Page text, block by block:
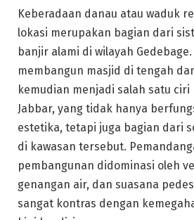
Keberadaan danau atau waduk
lokasi merupakan bagian dari
banjir alami di wilayah
membangun masjid di tengah
kemudian menjadi salah satu ciri
Jabbar, yang tidak hanya
estetika, tetapi juga bagian dari
di kawasan tersebut.
pembangunan didominasi oleh
genangan air, dan suasana
sangat kontras dengan